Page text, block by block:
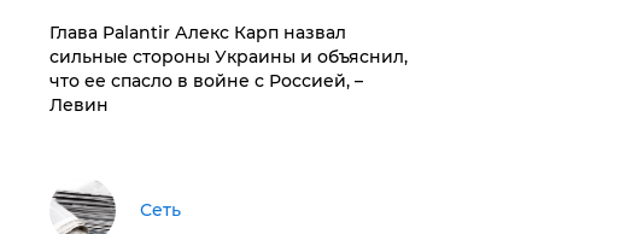
Глава Palantir Алекс Карп назвал
сильные стороны Украины и объяснил,
что ее спасло в войне с Россией, –
Левин
Сеть